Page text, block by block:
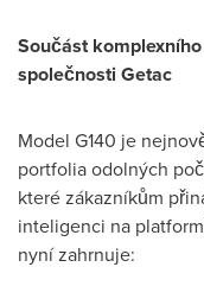
Součást
společnosti Getac
Model G140 je
portfolia odolných
které zákazníkům
inteligenci na
nyní zahrnuje: